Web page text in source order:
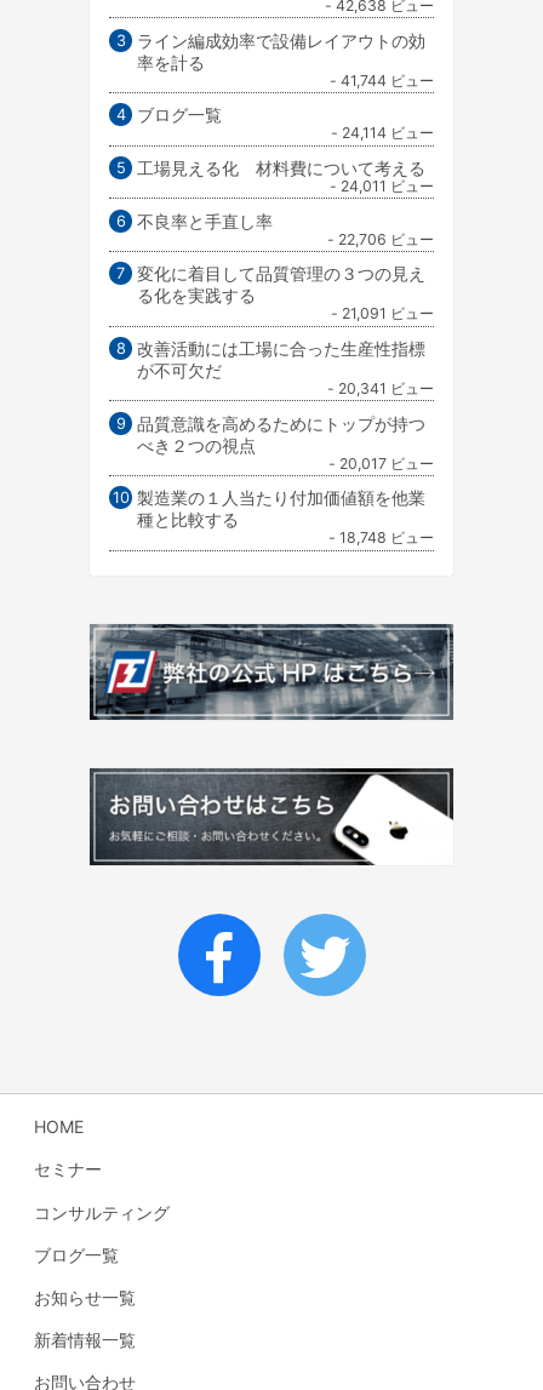
- 42,638 ビュー
ライン編成効率で設備レイアウトの効
率を計る
- 41,744 ビュー
ブログ一覧
- 24,114 ビュー
工場見える化 材料費について考える
- 24,011 ビュー
不良率と手直し率
- 22,706 ビュー
変化に着目して品質管理の３つの見え
る化を実践する
- 21,091 ビュー
改善活動には工場に合った生産性指標
が不可欠だ
- 20,341 ビュー
品質意識を高めるためにトップが持つ
べき２つの視点
- 20,017 ビュー
製造業の１人当たり付加価値額を他業
種と比較する
- 18,748 ビュー
HOME
セミナー
コンサルティング
ブログ一覧
お知らせ一覧
新着情報一覧
お問い合わせ